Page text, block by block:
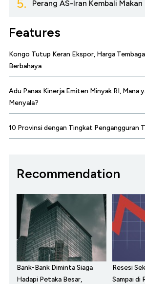
5. Perang AS-Iran Kembali
Features
Kongo Tutup Keran Ekspor, Harga
Berbahaya
Adu Panas Kinerja Emiten Minyak RI, Mana
Menyala?
10 Provinsi dengan Tingkat Pengangguran
Recommendation
Bank-Bank Diminta Siaga
Hadapi Petaka Besar,
Resesi
Sampai di